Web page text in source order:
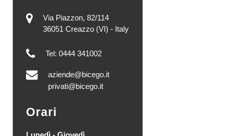
Via Piazzon, 82/114
36051 Creazzo (VI) - Italy
Tel: 0444 341002
aziende@bicego.it
privati@bicego.it
Orari